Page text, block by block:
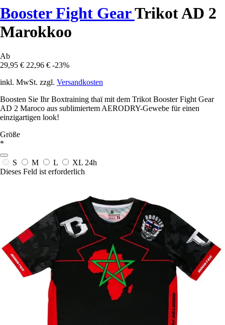
Booster Fight GearTrikot AD 2
Marokkoo
Ab
29,95 € 22,96 € -23%
inkl. MwSt. zzgl. Versandkosten
Boosten Sie Ihr Boxtraining thaï mit dem Trikot Booster Fight Gear
AD 2 Maroco aus sublimiertem AERODRY-Gewebe für einen
einzigartigen look!
Größe
*
S M L XL 24h
Dieses Feld ist erforderlich